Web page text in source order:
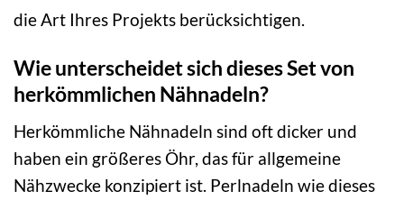
die Art Ihres Projekts berücksichtigen.
Wie unterscheidet sich dieses Set von
herkömmlichen Nähnadeln?
Herkömmliche Nähnadeln sind oft dicker und
haben ein größeres Öhr, das für allgemeine
Nähzwecke konzipiert ist. Perlnadeln wie dieses